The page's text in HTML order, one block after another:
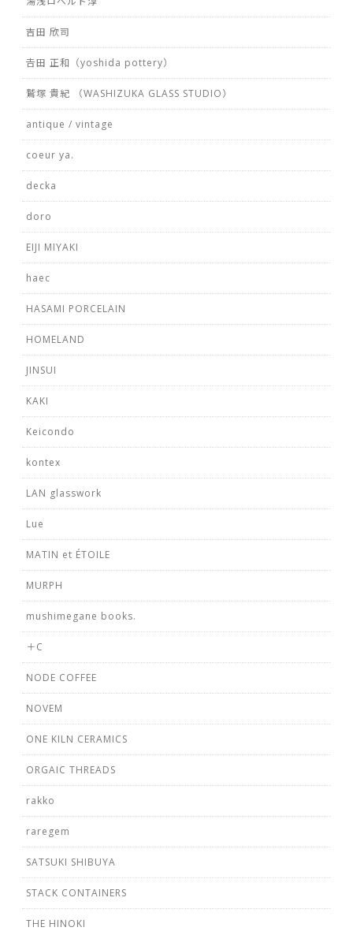
吉田 欣司
𠮷田 正和（yoshida pottery）
鷲塚 貴紀 （WASHIZUKA GLASS STUDIO）
antique / vintage
coeur ya.
decka
doro
EIJI MIYAKI
haec
HASAMI PORCELAIN
HOMELAND
JINSUI
KAKI
Keicondo
kontex
LAN glasswork
Lue
MATIN et ÉTOILE
MURPH
mushimegane books.
＋C
NODE COFFEE
NOVEM
ONE KILN CERAMICS
ORGAIC THREADS
rakko
raregem
SATSUKI SHIBUYA
STACK CONTAINERS
THE HINOKI